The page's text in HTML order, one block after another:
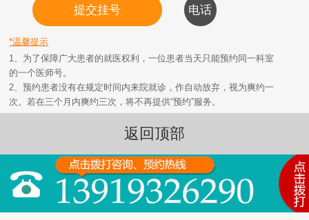
*温馨提示
1、为了保障广大患者的就医权利，一位患者当天只能预约同一科室
的一个医师号。
2、预约患者没有在规定时间内来院就诊，作自动放弃，视为爽约一
次。若在三个月内爽约三次，将不再提供“预约”服务。
返回顶部